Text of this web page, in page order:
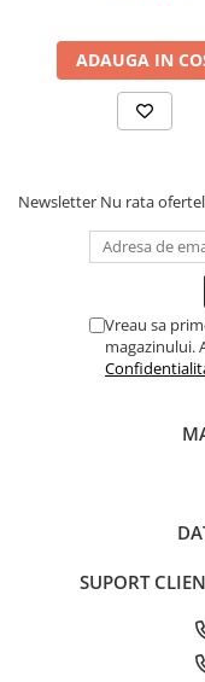
ADAUGA IN
Newsletter Nu rata
Vreau sa
magazinului.
SUPORT